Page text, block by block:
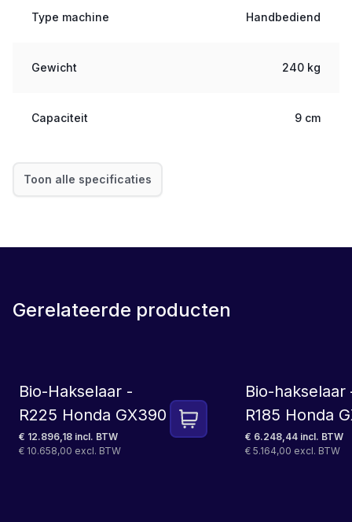
Type machine Handbediend
Gewicht 240 kg
Capaciteit 9 cm
Toon alle specificaties
Gerelateerde producten
Bio-Hakselaar -
R225 Honda GX390
€ 12.896,18 incl. BTW
€ 10.658,00 excl. BTW
Bio-hakselaar
R185 Honda
€ 6.248,44 incl. BTW
€ 5.164,00 excl. BTW